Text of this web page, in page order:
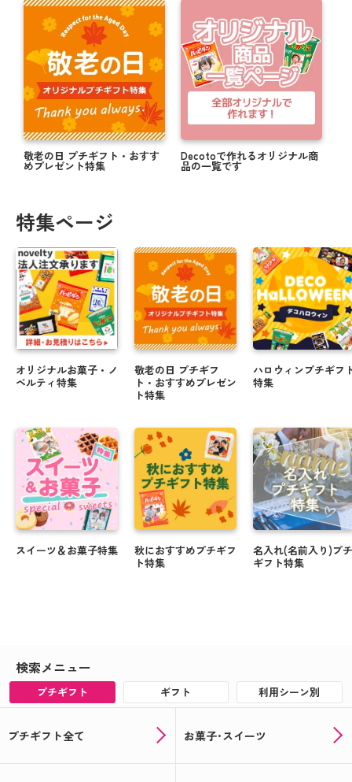
敬老の日 プチギフト・おすす
めプレゼント特集
Decotoで作れるオリジナル商
品の一覧です
特集ページ
オリジナルお菓子・ノ
ベルティ特集
スイーツ＆お菓子特集
敬老の日 プチギフ
ト・おすすめプレゼン
ト特集
秋におすすめプチギフ
ト特集
ハロウィンプチギフ
特集
名入れ(名前入り)プチ
ギフト特集
検索メニュー
プチギフト ギフト 利用シーン別
プチギフト全て お菓子･スイーツ